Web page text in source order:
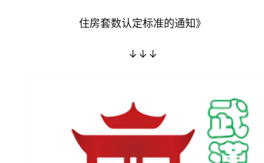
住房套数认定标准的通知》
↓↓↓